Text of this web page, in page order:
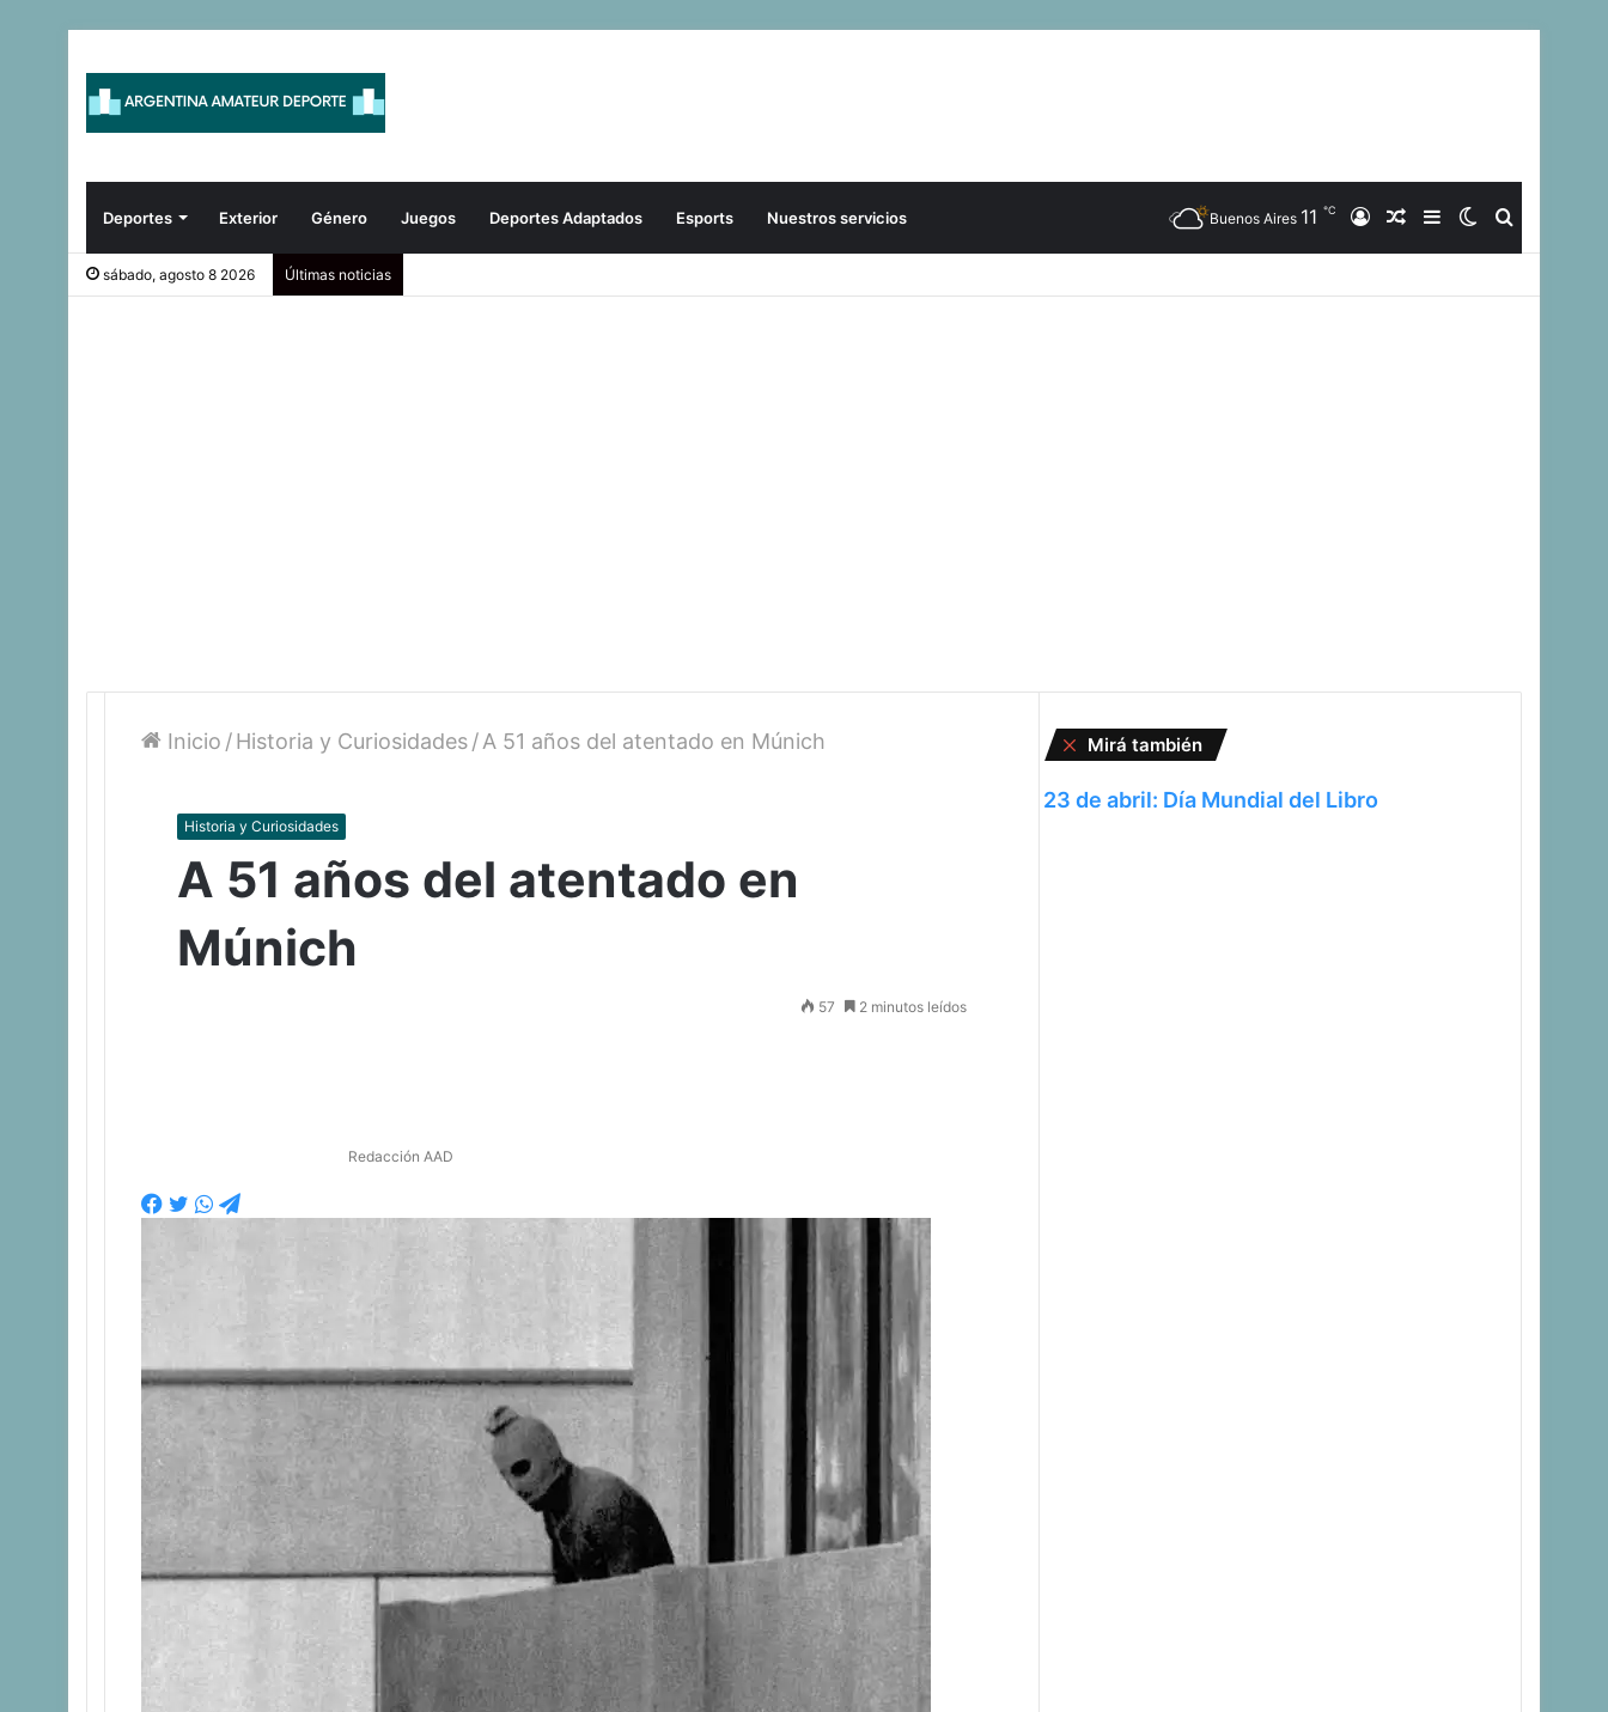
Deportes Exterior Género Juegos Deportes Adaptados Esports Nuestros servicios Buscar
Switch
Barra
Artículo
Iniciar
Buenos Aires 11 ℃
sábado, agosto 8 2026 Últimas noticias
Inicio /Historia y Curiosidades/A 51 años del atentado en Múnich
Historia y Curiosidades
A 51 años del atentado en
Múnich
Redacción AAD
57 2 minutos leídos
Facebook
Twitter
WhatsApp
Telegram
Mirá también
Cerrar
23 de abril: Día Mundial del Libro